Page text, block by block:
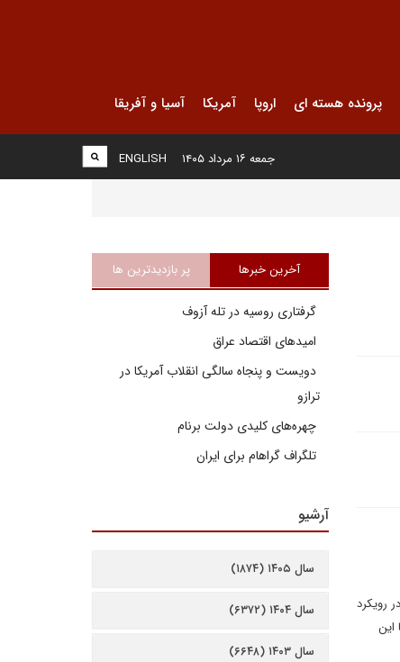
پرونده هسته ای اروپا آمریکا آسیا و آفریقا
ENGLISH جمعه ۱۶ مرداد ۱۴۰۵
رویکرد
این
آخرین خبرها پر بازدیدترین ها
گرفتاری روسیه در تله آزوف
امیدهای اقتصاد عراق
دویست و پنجاه سالگی انقلاب آمریکا در
ترازو
چهره‌های کلیدی دولت برنام
تلگراف گراهام برای ایران
آرشیو
سال ۱۴۰۵ (۱۸۷۴)
سال ۱۴۰۴ (۶۳۷۲)
سال ۱۴۰۳ (۶۶۴۸)